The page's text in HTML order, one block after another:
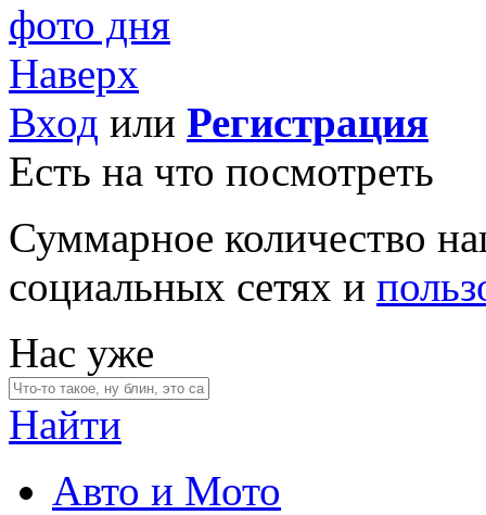
фото дня
Наверх
Вход или Регистрация
Есть на что посмотреть
Суммарное количество
социальных сетях и
Нас уже
Найти
Авто и Мото